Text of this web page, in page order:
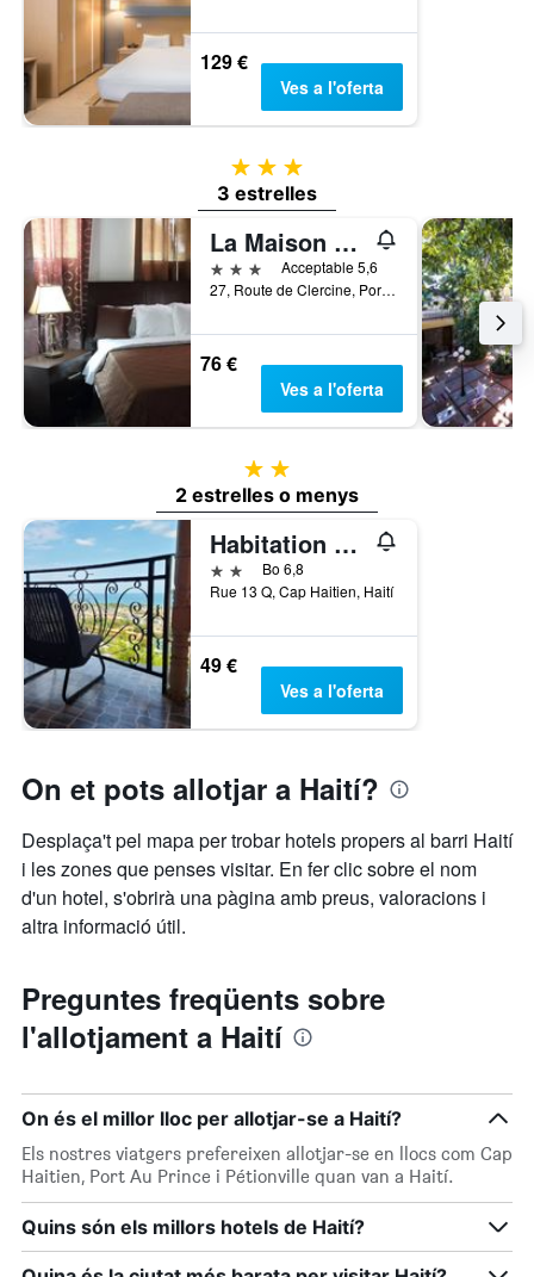
129 €
Ves a l'oferta
3 estrelles
3 estrelles
La Maison Hotel
3 estrellesAcceptable 5,6
27, Route de Clercine, Port Au Prince, Haití
76 €
Ves a l'oferta
2 estrelles
2 estrelles o menys
Habitation Des Lauriers
2 estrelles
Bo 6,8
Rue 13 Q, Cap Haitien, Haití
49 €
Ves a l'oferta
On et pots allotjar a Haití?
Desplaça't pel mapa per trobar hotels propers al barri Haití
i les zones que penses visitar. En fer clic sobre el nom
d'un hotel, s'obrirà una pàgina amb preus, valoracions i
altra informació útil.
Preguntes freqüents sobre
l'allotjament a Haití
On és el millor lloc per allotjar-se a Haití?
Els nostres viatgers prefereixen allotjar-se en llocs com Cap
Haitien, Port Au Prince i Pétionville quan van a Haití.
Quins són els millors hotels de Haití?